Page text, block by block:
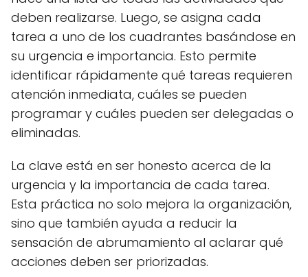
deben realizarse. Luego, se asigna cada
tarea a uno de los cuadrantes basándose en
su urgencia e importancia. Esto permite
identificar rápidamente qué tareas requieren
atención inmediata, cuáles se pueden
programar y cuáles pueden ser delegadas o
eliminadas.
La clave está en ser honesto acerca de la
urgencia y la importancia de cada tarea.
Esta práctica no solo mejora la organización,
sino que también ayuda a reducir la
sensación de abrumamiento al aclarar qué
acciones deben ser priorizadas.